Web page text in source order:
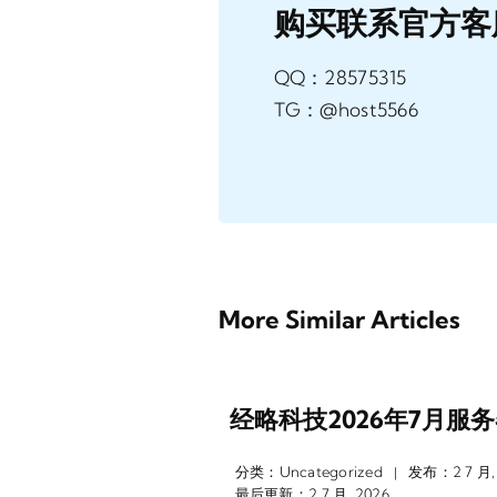
购买联系官方
QQ：28575315
TG：@host5566
More Similar Articles
经略科技2026年7月服
分类： Uncategorized |
发布：2 7 月